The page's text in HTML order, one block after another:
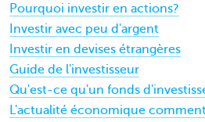
Pourquoi investir en actions?
Investir avec peu d'argent
Investir en devises étrangères
Guide de l'investisseur
Qu'est-ce qu'un fonds
L'actualité économique